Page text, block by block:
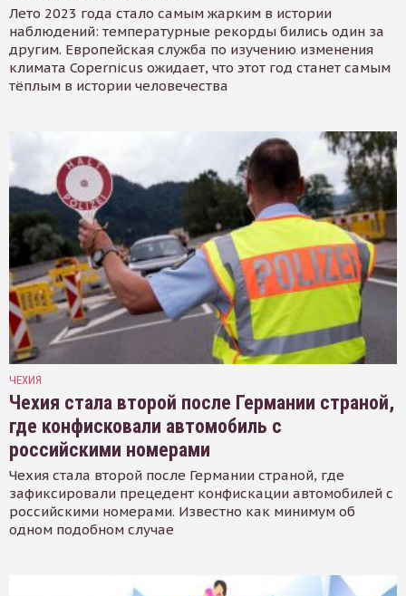
Лето 2023 года стало самым жарким в истории
наблюдений: температурные рекорды бились один за
другим. Европейская служба по изучению изменения
климата Copernicus ожидает, что этот год станет самым
тёплым в истории человечества
ЧЕХИЯ
Чехия стала второй после Германии страной,
где конфисковали автомобиль с
российскими номерами
Чехия стала второй после Германии страной, где
зафиксировали прецедент конфискации автомобилей с
российскими номерами. Известно как минимум об
одном подобном случае